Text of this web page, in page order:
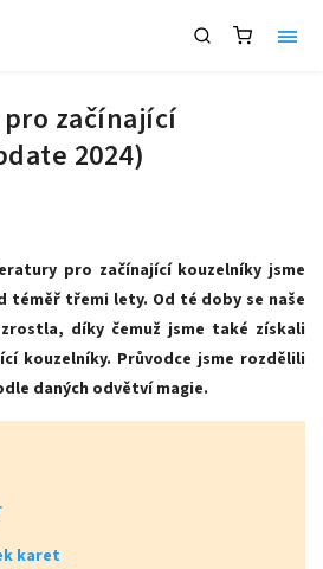
začínající
2024)
pro začínající kouzelníky jsme
téměř třemi lety. Od té doby se naše
díky čemuž jsme také získali
kouzelníky. Průvodce jsme rozdělili
daných odvětví magie.
karet